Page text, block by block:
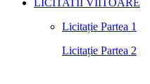
LICITATII VIITOARE
Licitație Partea 1
Licitație Partea 2